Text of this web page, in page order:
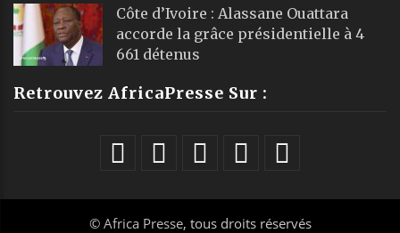
Côte d’Ivoire : Alassane Ouattara
accorde la grâce présidentielle à 4
661 détenus
Retrouvez AfricaPresse Sur :
© Africa Presse, tous droits réservés